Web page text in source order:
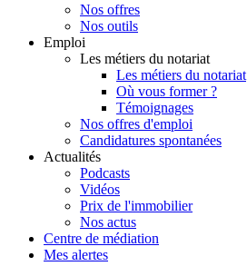
Nos offres
Nos outils
Emploi
Les métiers du notariat
Les métiers du notariat
Où vous former ?
Témoignages
Nos offres d'emploi
Candidatures spontanées
Actualités
Podcasts
Vidéos
Prix de l'immobilier
Nos actus
Centre de médiation
Mes alertes